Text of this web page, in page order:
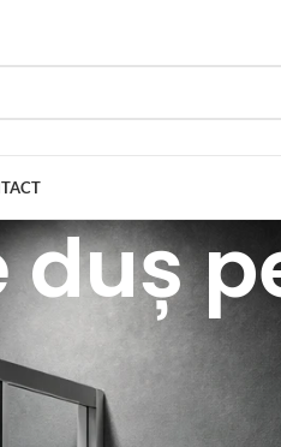
duș
colț Afișează